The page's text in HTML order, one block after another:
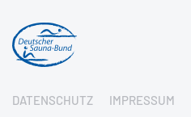
DATENSCHUTZ IMPRESSUM